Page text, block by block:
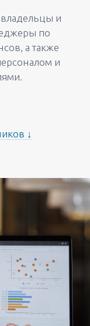
владельцы и
по
а также
и
↓